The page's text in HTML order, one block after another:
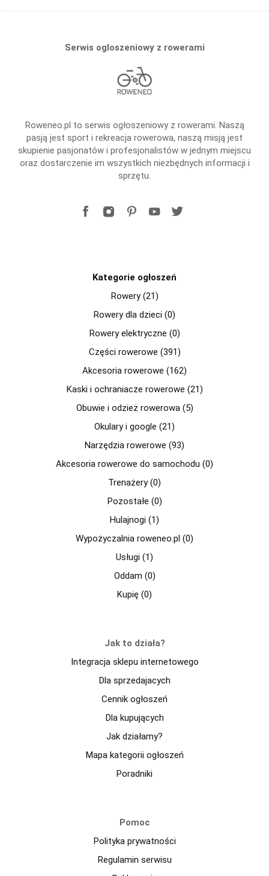
Serwis ogloszeniowy z rowerami
Roweneo.pl to serwis ogłoszeniowy z rowerami. Naszą
pasją jest sport i rekreacja rowerowa, naszą misją jest
skupienie pasjonatów i profesjonalistów w jednym miejscu
oraz dostarczenie im wszystkich niezbędnych informacji i
sprzętu.
Kategorie ogłoszeń
Rowery (21)
Rowery dla dzieci (0)
Rowery elektryczne (0)
Części rowerowe (391)
Akcesoria rowerowe (162)
Kaski i ochraniacze rowerowe (21)
Obuwie i odzież rowerowa (5)
Okulary i google (21)
Narzędzia rowerowe (93)
Akcesoria rowerowe do samochodu (0)
Trenażery (0)
Pozostałe (0)
Hulajnogi (1)
Wypożyczalnia roweneo.pl (0)
Usługi (1)
Oddam (0)
Kupię (0)
Jak to działa?
Integracja sklepu internetowego
Dla sprzedajacych
Cennik ogłoszeń
Dla kupujących
Jak działamy?
Mapa kategorii ogłoszeń
Poradniki
Pomoc
Polityka prywatności
Regulamin serwisu